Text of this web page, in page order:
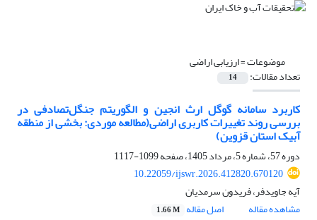
موضوعات =ارزیابی اراضی
تعداد مقالات: 14
کاربرد سامانه گوگل ارث انجین و الگوریتم جنگل‌تصادفی در
بررسی روند تغییرات کاربری اراضی(مطالعه موردی: بخشی از منطقه
آبیک استان قزوین)
دوره 57، شماره 5، مرداد 1405، صفحه
1099-1117
10.22059/ijswr.2026.412820.670120
آیه جاویدفر، فریدون سرمدیان
مشاهده مقاله
اصل مقاله 1.66 M